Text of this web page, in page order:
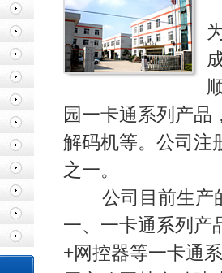
园一卡通系列产品
解码机等。公司注
之一。
公司目前生产
一、一卡通系列产
+网控器等一卡通